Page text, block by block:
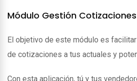
Módulo Gestión Cotizaciones
El objetivo de este módulo es
de cotizaciones a tus actuales y
Con esta aplicación, tú y tus